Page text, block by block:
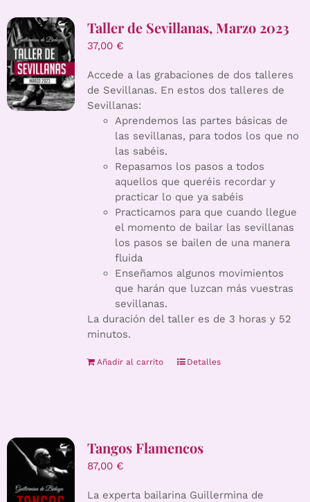
Taller de Sevillanas, Marzo 2023
37,00 €
Accede a las grabaciones de dos talleres
de Sevillanas. En estos dos talleres de
Sevillanas:
Aprendemos las partes básicas de
las sevillanas, para todos los que no
las sabéis.
Repasamos los pasos a todos
aquellos que queréis recordar y
practicar lo que ya sabéis
Practicamos para que cuando llegue
el momento de bailar las sevillanas
los pasos se bailen de una manera
fluida
Enseñamos algunos movimientos
que harán que luzcan más vuestras
sevillanas.
La duración del taller es de 3 horas y 52
minutos.
Añadir al carrito Detalles
Tangos Flamencos
87,00 €
La experta bailarina Guillermina de